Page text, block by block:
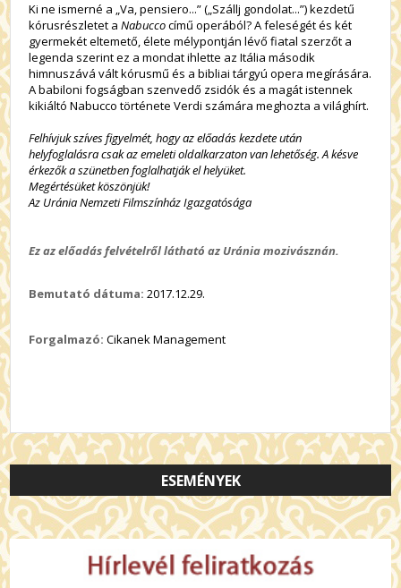
Ki ne ismerné a „Va, pensiero...” („Szállj gondolat...”) kezdetű
kórusrészletet aNabuccocímű operából? A feleségét és két
gyermekét eltemető, élete mélypontján lévő fiatal szerzőt a
legenda szerint ez a mondat ihlette az Itália második
himnuszává vált kórusmű és a bibliai tárgyú opera megírására.
A babiloni fogságban szenvedő zsidók és a magát istennek
kikiáltó Nabucco története Verdi számára meghozta a világhírt.
Felhívjuk szíves figyelmét, hogy az előadás kezdete után
helyfoglalásra csak az emeleti oldalkarzaton van lehetőség. A késve
érkezők a szünetben foglalhatják el helyüket.
Megértésüket köszönjük!
Az Uránia Nemzeti Filmszínház Igazgatósága
Ez az előadás felvételről látható az Uránia mozivásznán.
Bemutató dátuma: 2017.12.29.
Forgalmazó: Cikanek Management
ESEMÉNYEK